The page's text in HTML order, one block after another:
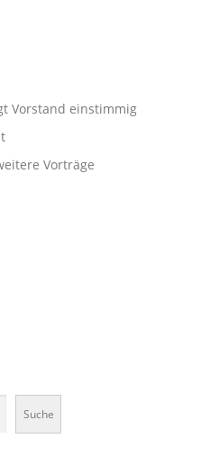
Vorstand einstimmig
Vorträge
Suche